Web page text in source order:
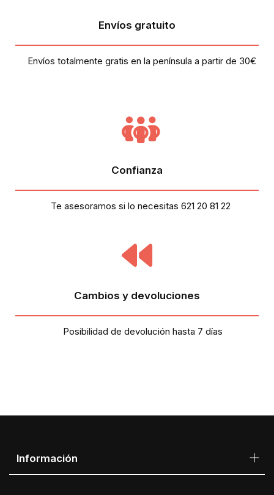
Envíos gratuito
Envíos totalmente gratis en la península a partir de 30€
Confianza
Te asesoramos si lo necesitas 621 20 81 22
Cambios y devoluciones
Posibilidad de devolución hasta 7 días
Información